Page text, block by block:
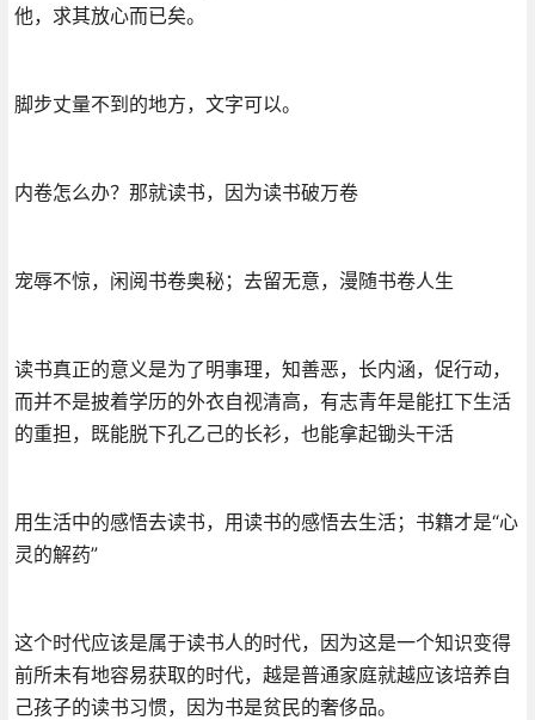
他，求其放心而已矣。
脚步丈量不到的地方，文字可以。
内卷怎么办？那就读书，因为读书破万卷
宠辱不惊，闲阅书卷奥秘；去留无意，漫随书卷人生
读书真正的意义是为了明事理，知善恶，长内涵，促行动，
而并不是披着学历的外衣自视清高，有志青年是能扛下生活
的重担，既能脱下孔乙己的长衫，也能拿起锄头干活
用生活中的感悟去读书，用读书的感悟去生活；书籍才是“心
灵的解药”
这个时代应该是属于读书人的时代，因为这是一个知识变得
前所未有地容易获取的时代，越是普通家庭就越应该培养自
己孩子的读书习惯，因为书是贫民的奢侈品。